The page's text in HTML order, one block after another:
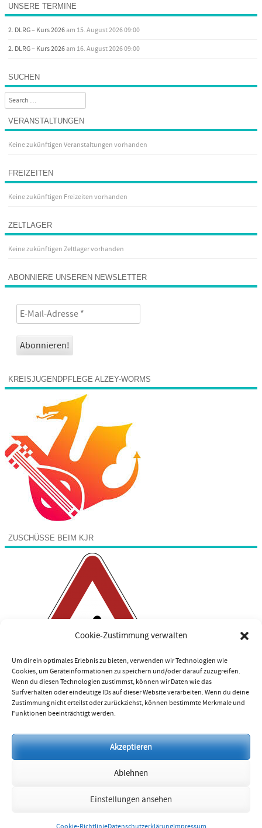
Cookie-Zustimmung verwalten
Um dir ein optimales Erlebnis zu bieten, verwenden wir Technologien wie
Cookies, um Geräteinformationen zu speichern und/oder darauf zuzugreifen.
Wenn du diesen Technologien zustimmst, können wir Daten wie das
Surfverhalten oder eindeutige IDs auf dieser Website verarbeiten. Wenn du deine
Zustimmung nicht erteilst oder zurückziehst, können bestimmte Merkmale und
Funktionen beeinträchtigt werden.
Akzeptieren
Ablehnen
Einstellungen ansehen
Post navigation
UNSERE TERMINE
2. DLRG – Kurs 2026am 15. August 2026 09:00
2. DLRG – Kurs 2026am 16. August 2026 09:00
SUCHEN
Search
VERANSTALTUNGEN
Keine zukünftigen Veranstaltungen vorhanden
FREIZEITEN
Keine zukünftigen Freizeiten vorhanden
ZELTLAGER
Keine zukünftigen Zeltlager vorhanden
ABONNIERE UNSEREN NEWSLETTER
KREISJUGENDPFLEGE ALZEY-WORMS
ZUSCHÜSSE BEIM KJR
Impressum